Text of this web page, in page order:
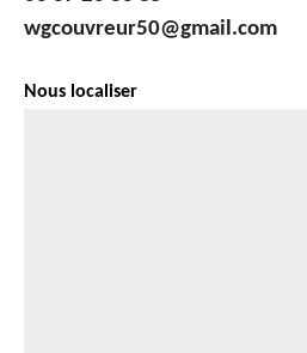
wgcouvreur50@gmail.com
Nous localiser